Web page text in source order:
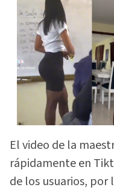
El video de la
rápidamente en
de los usuarios, por